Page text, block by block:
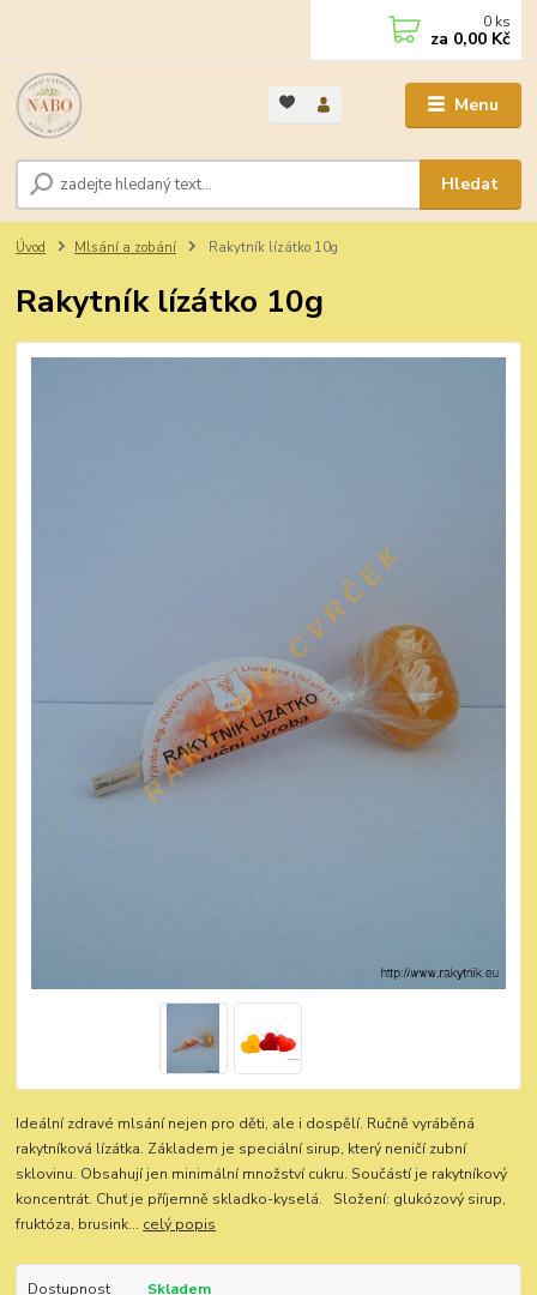
Menu
Hledat
0 ks
za 0,00 Kč
Úvod Mlsání a zobání Rakytník lízátko 10g
Rakytník lízátko 10g
Ideální zdravé mlsání nejen pro děti, ale i dospělí. Ručně vyráběná
rakytníková lízátka. Základem je speciální sirup, který neničí zubní
sklovinu. Obsahují jen minimální množství cukru. Součástí je rakytníkový
koncentrát. Chuť je příjemně skladko-kyselá. Složení: glukózový sirup,
fruktóza, brusink... celý popis
Dostupnost Skladem